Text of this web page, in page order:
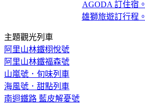
AGODA 訂住宿。
雄獅旅遊訂行程。
主題觀光列車
阿里山林鐵栩悅號
阿里山林鐵福森號
山嵐號．旬味列車
海風號．甜點列車
南迴鐵路 藍皮解憂號